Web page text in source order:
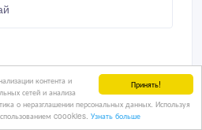
Принять!
контента и
сетей и анализа
о неразглашении персональных данных. Используя
coookies. Узнать больше